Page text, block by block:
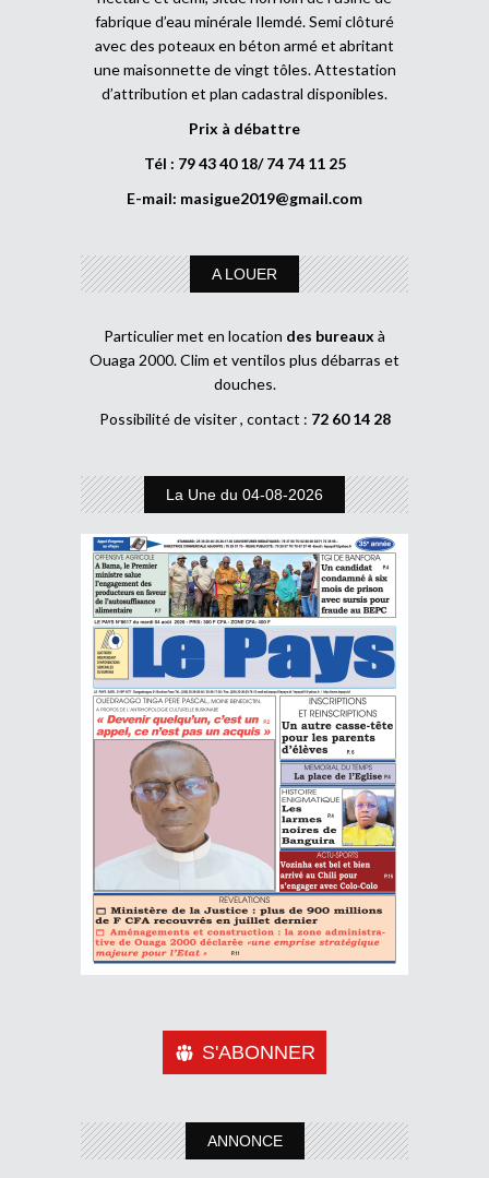
fabrique d’eau minérale Ilemdé. Semi clôturé
avec des poteaux en béton armé et abritant
une maisonnette de vingt tôles. Attestation
d’attribution et plan cadastral disponibles.
Prix à débattre
Tél : 79 43 40 18/ 74 74 11 25
E-mail: masigue2019@gmail.com
A LOUER
Particulier met en location des bureaux à
Ouaga 2000. Clim et ventilos plus débarras et
douches.
Possibilité de visiter , contact : 72 60 14 28
La Une du 04-08-2026
S'ABONNER
ANNONCE